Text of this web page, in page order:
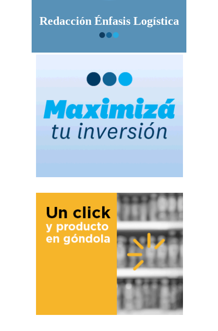
Redacción Énfasis Logística